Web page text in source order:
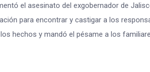
el asesinato del exgobernador de
para encontrar y castigar a los
hechos y mandó el pésame a los